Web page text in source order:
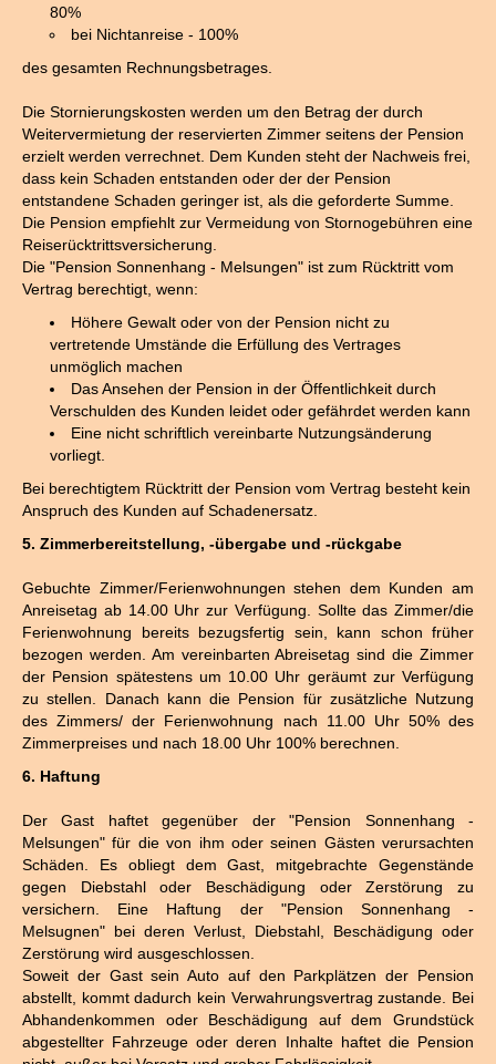
80%
bei Nichtanreise - 100%
des gesamten Rechnungsbetrages.
Die Stornierungskosten werden um den Betrag der durch
Weitervermietung der reservierten Zimmer seitens der Pension
erzielt werden verrechnet. Dem Kunden steht der Nachweis frei,
dass kein Schaden entstanden oder der der Pension
entstandene Schaden geringer ist, als die geforderte Summe.
Die Pension empfiehlt zur Vermeidung von Stornogebühren eine
Reiserücktrittsversicherung.
Die "Pension Sonnenhang - Melsungen" ist zum Rücktritt vom
Vertrag berechtigt, wenn:
Höhere Gewalt oder von der Pension nicht zu
vertretende Umstände die Erfüllung des Vertrages
unmöglich machen
Das Ansehen der Pension in der Öffentlichkeit durch
Verschulden des Kunden leidet oder gefährdet werden kann
Eine nicht schriftlich vereinbarte Nutzungsänderung
vorliegt.
Bei berechtigtem Rücktritt der Pension vom Vertrag besteht kein
Anspruch des Kunden auf Schadenersatz.
5. Zimmerbereitstellung, -übergabe und -rückgabe
Gebuchte Zimmer/Ferienwohnungen stehen dem Kunden am
Anreisetag ab 14.00 Uhr zur Verfügung. Sollte das Zimmer/die
Ferienwohnung bereits bezugsfertig sein, kann schon früher
bezogen werden. Am vereinbarten Abreisetag sind die Zimmer
der Pension spätestens um 10.00 Uhr geräumt zur Verfügung
zu stellen. Danach kann die Pension für zusätzliche Nutzung
des Zimmers/ der Ferienwohnung nach 11.00 Uhr 50% des
Zimmerpreises und nach 18.00 Uhr 100% berechnen.
6. Haftung
Der Gast haftet gegenüber der "Pension Sonnenhang -
Melsungen" für die von ihm oder seinen Gästen verursachten
Schäden. Es obliegt dem Gast, mitgebrachte Gegenstände
gegen Diebstahl oder Beschädigung oder Zerstörung zu
versichern. Eine Haftung der "Pension Sonnenhang -
Melsugnen" bei deren Verlust, Diebstahl, Beschädigung oder
Zerstörung wird ausgeschlossen.
Soweit der Gast sein Auto auf den Parkplätzen der Pension
abstellt, kommt dadurch kein Verwahrungsvertrag zustande. Bei
Abhandenkommen oder Beschädigung auf dem Grundstück
abgestellter Fahrzeuge oder deren Inhalte haftet die Pension